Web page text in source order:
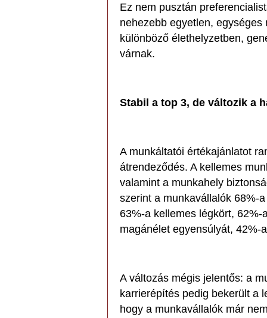
Ez nem pusztán
nehezebb egyetlen,
különböző élethelyzetben,
várnak.
Stabil a top 3, de változik a
A munkáltatói értékajánlatot
átrendeződés. A kellemes
valamint a munkahely
szerint a munkavállalók 68%-
63%-a kellemes légkört,
magánélet egyensúlyát,
A változás mégis jelentős: a
karrierépítés pedig bekerült a
hogy a munkavállalók már